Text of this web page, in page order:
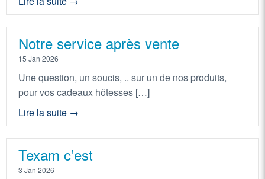
Notre service après vente
15 Jan 2026
Une question, un soucis, .. sur un de nos produits,
pour vos cadeaux hôtesses […]
Lire la suite →
Texam c’est
3 Jan 2026